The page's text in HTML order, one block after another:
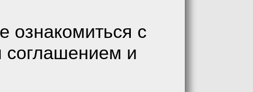
с
соглашением и